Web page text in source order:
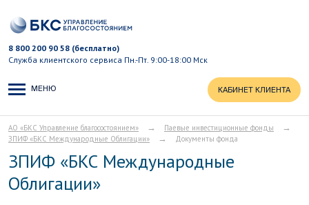
8 800 200 90 58 (бесплатно)
Служба клиентского сервиса Пн.-Пт. 9:00-18:00 Мск
КАБИНЕТ КЛИЕНТА
МЕНЮ
АО «БКС Управление благосостоянием» → Паевые инвестиционные фонды →
ЗПИФ «БКС Международные Облигации» → Документы фонда
ЗПИФ «БКС Международные
Облигации»